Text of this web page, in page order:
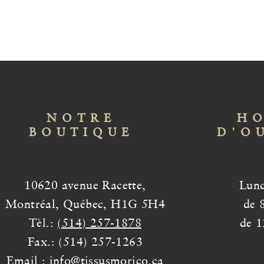
NOTRE
BOUTIQUE
10620 avenue Racette,
Montréal, Québec, H1G 5H4
Tèl.: (514) 257-1878
Fax.: (514) 257-1263
Email : info@tissusmorico.ca
de
de